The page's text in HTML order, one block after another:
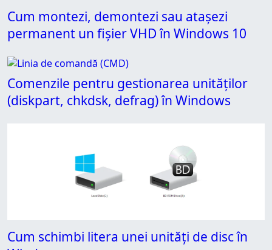
Cum montezi, demontezi sau atașezi
permanent un fișier VHD în Windows 10
Comenzile pentru gestionarea unităților
(diskpart, chkdsk, defrag) în Windows
Cum schimbi litera unei unități de disc în